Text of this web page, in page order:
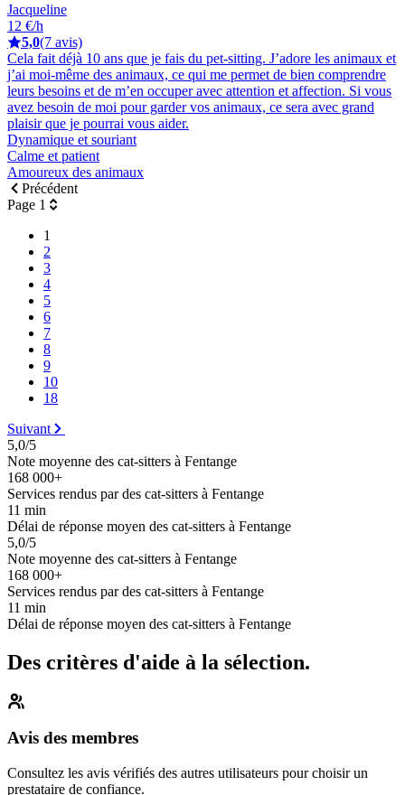
Jacqueline
12 €/h
5,0(7 avis)
Cela fait déjà 10 ans que je fais du pet-sitting. J’adore les animaux et
j’ai moi-même des animaux, ce qui me permet de bien comprendre
leurs besoins et de m’en occuper avec attention et affection. Si vous
avez besoin de moi pour garder vos animaux, ce sera avec grand
plaisir que je pourrai vous aider.
Dynamique et souriant
Calme et patient
Amoureux des animaux
Précédent
Page 1
1
2
3
4
5
6
7
8
9
10
18
Suivant
5,0/5
Note moyenne des cat-sitters à Fentange
168 000+
Services rendus par des cat-sitters à Fentange
11 min
Délai de réponse moyen des cat-sitters à Fentange
5,0/5
Note moyenne des cat-sitters à Fentange
168 000+
Services rendus par des cat-sitters à Fentange
11 min
Délai de réponse moyen des cat-sitters à Fentange
Des critères d'aide à la sélection.
Avis des membres
Consultez les avis vérifiés des autres utilisateurs pour choisir un
prestataire de confiance.